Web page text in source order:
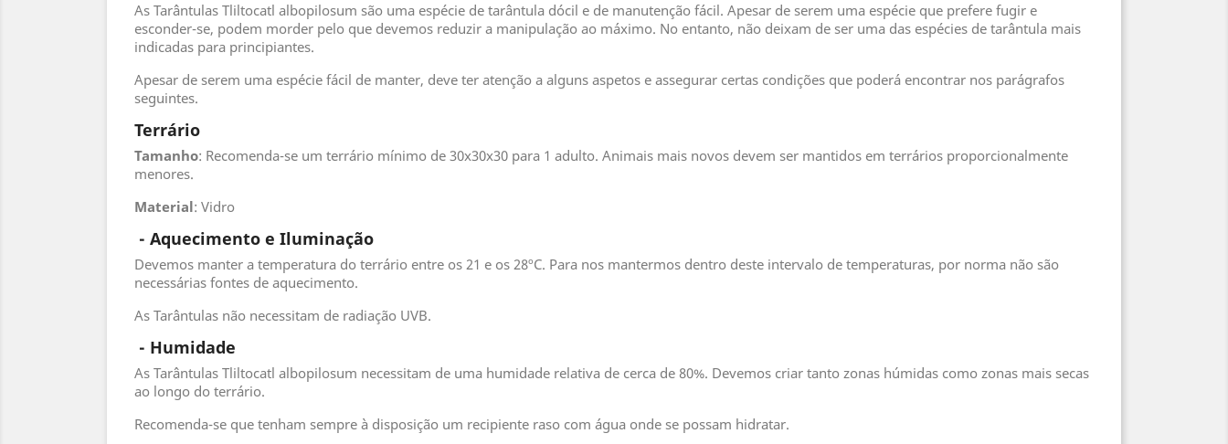
As Tarântulas Tliltocatl albopilosum são uma espécie de tarântula dócil e de manutenção fácil. Apesar de serem uma espécie que prefere fugir e
esconder-se, podem morder pelo que devemos reduzir a manipulação ao máximo. No entanto, não deixam de ser uma das espécies de tarântula mais
indicadas para principiantes.
Apesar de serem uma espécie fácil de manter, deve ter atenção a alguns aspetos e assegurar certas condições que poderá encontrar nos parágrafos
seguintes.
Terrário
Tamanho: Recomenda-se um terrário mínimo de 30x30x30 para 1 adulto. Animais mais novos devem ser mantidos em terrários proporcionalmente
menores.
Material: Vidro
- Aquecimento e Iluminação
Devemos manter a temperatura do terrário entre os 21 e os 28ºC. Para nos mantermos dentro deste intervalo de temperaturas, por norma não são
necessárias fontes de aquecimento.
As Tarântulas não necessitam de radiação UVB.
- Humidade
As Tarântulas Tliltocatl albopilosum necessitam de uma humidade relativa de cerca de 80%. Devemos criar tanto zonas húmidas como zonas mais secas
ao longo do terrário.
Recomenda-se que tenham sempre à disposição um recipiente raso com água onde se possam hidratar.